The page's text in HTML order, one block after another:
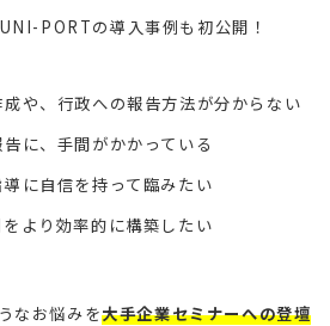
PORTの導入事例も初公開！
や、行政への報告方法が分からない
に、手間がかかっている
に自信を持って臨みたい
より効率的に構築したい
なお悩みを大手企業セミナーへの登壇